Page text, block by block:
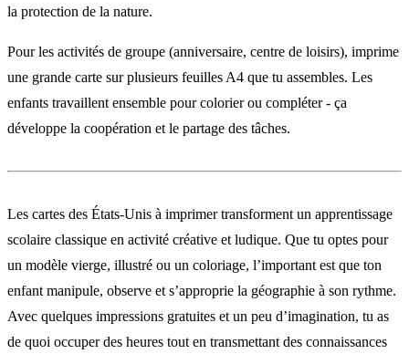
la protection de la nature.
Pour les activités de groupe (anniversaire, centre de loisirs), imprime
une grande carte sur plusieurs feuilles A4 que tu assembles. Les
enfants travaillent ensemble pour colorier ou compléter - ça
développe la coopération et le partage des tâches.
Les cartes des États-Unis à imprimer transforment un apprentissage
scolaire classique en activité créative et ludique. Que tu optes pour
un modèle vierge, illustré ou un coloriage, l’important est que ton
enfant manipule, observe et s’approprie la géographie à son rythme.
Avec quelques impressions gratuites et un peu d’imagination, tu as
de quoi occuper des heures tout en transmettant des connaissances